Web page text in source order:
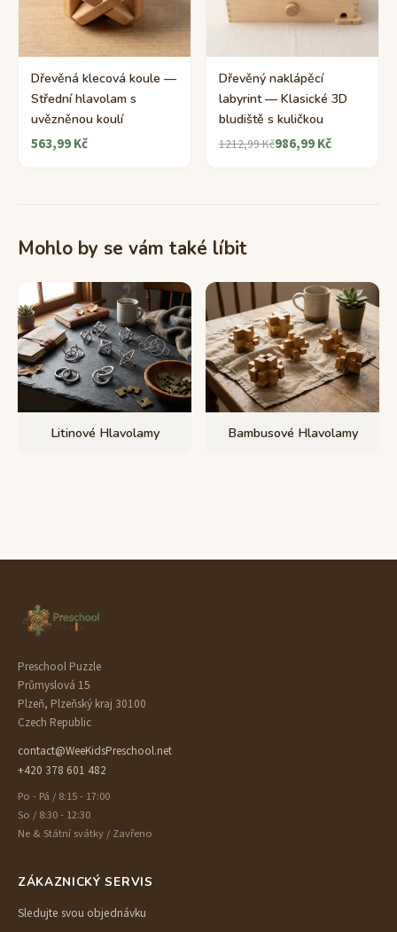
Dřevěná klecová koule —
Střední hlavolam s
uvězněnou koulí
563,99 Kč
Dřevěný naklápěcí
labyrint — Klasické 3D
bludiště s kuličkou
1212,99 Kč986,99 Kč
Mohlo by se vám také líbit
Litinové Hlavolamy Bambusové Hlavolamy
Preschool Puzzle
Průmyslová 15
Plzeň, Plzeňský kraj 30100
Czech Republic
contact@WeeKidsPreschool.net
+420 378 601 482
Po - Pá / 8:15 - 17:00
So / 8:30 - 12:30
Ne & Státní svátky / Zavřeno
ZÁKAZNICKÝ SERVIS
Sledujte svou objednávku